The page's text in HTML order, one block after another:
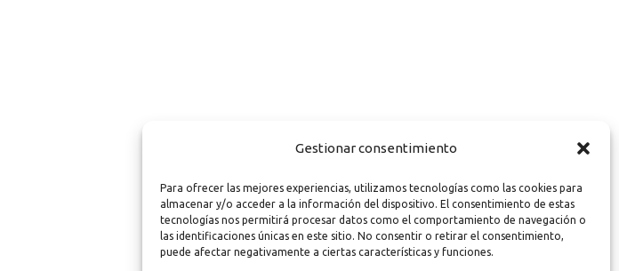
Gestionar consentimiento
Para ofrecer las mejores experiencias, utilizamos tecnologías como las cookies para
almacenar y/o acceder a la información del dispositivo. El consentimiento de estas
tecnologías nos permitirá procesar datos como el comportamiento de navegación o
las identificaciones únicas en este sitio. No consentir o retirar el consentimiento,
puede afectar negativamente a ciertas características y funciones.